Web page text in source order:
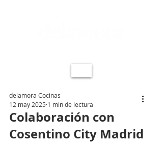
Colaboración con
Cosentino City Madrid
delamora Cocinas
12 may 2025 1 min de lectura